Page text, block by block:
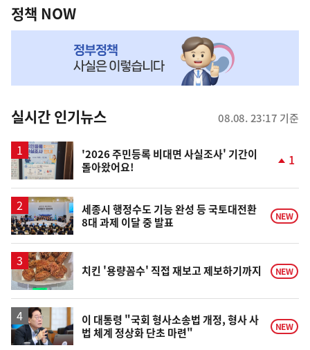
책
NOW,
뉴
스
정책 NOW
실시간 인기뉴스 08.08. 23:17 기준
'2026 주민등록 비대면 사실조사' 기간이
돌아왔어요!
승
1
세종시 행정수도 기능 완성 등 국토대전환
8대 과제 이달 중 발표
NEW
치킨 '용량꼼수' 직접 재보고 제보하기까지 NEW
이 대통령 "국회 형사소송법 개정, 형사 사
법 체계 정상화 단초 마련"
NEW